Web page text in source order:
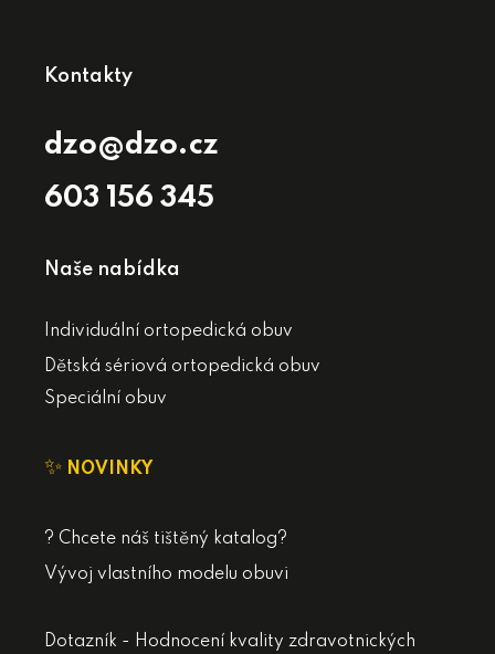
Kontakty
dzo@dzo.cz
603 156 345
Naše nabídka
Individuální ortopedická obuv
Dětská sériová ortopedická obuv
Speciální obuv
✨ NOVINKY
? Chcete náš tištěný katalog?
Vývoj vlastního modelu obuvi
Dotazník - Hodnocení kvality zdravotnických